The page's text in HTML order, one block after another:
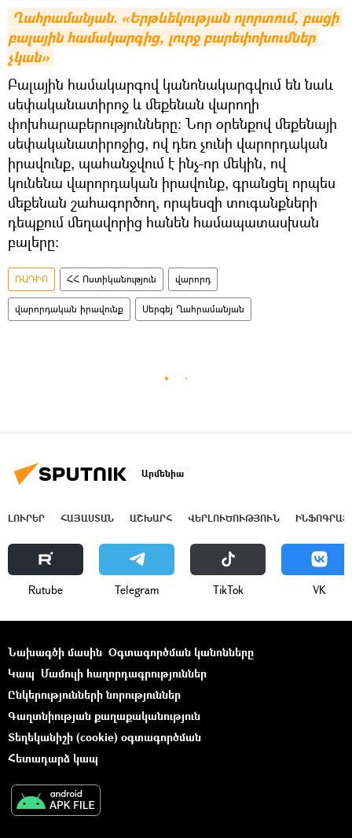
Ղահրամանյան. «Երթևեկության ոլորտում, բացի
բալային համակարգից, լուրջ բարեփոխումներ
չկան»
Բալային համակարգով կանոնակարգվում են նաև
սեփականատիրոջ և մեքենան վարողի
փոխհարաբերությունները: Նոր օրենքով մեքենայի
սեփականատիրոջից, ով դեռ չունի վարորդական
իրավունք, պահանջվում է ինչ-որ մեկին, ով
կունենա վարորդական իրավունք, գրանցել որպես
մեքենան շահագործող, որպեսզի տուգանքների
դեպքում մեղավորից հանեն համապատասխան
բալերը:
ՌԱԴԻՈ ՀՀ Ոստիկանություն վարորդ
վարորդական իրավունք Սերգեյ Ղահրամանյան
Արմենիա
ԼՈՒՐԵՐ ՀԱՅԱՍՏԱՆ ԱՇԽԱՐՀ ՎԵՐԼՈՒԾՈՒԹՅՈՒՆ
Rutube Telegram ТikТоk VK
Նախագծի մասին Օգտագործման կանոնները
Կապ Մամուլի հաղորդագրություններ
Ընկերությունների նորություններ
Գաղտնիության քաղաքականություն
Տեղեկանիշի (cookie) օգտագործման
Հետադարձ կապ